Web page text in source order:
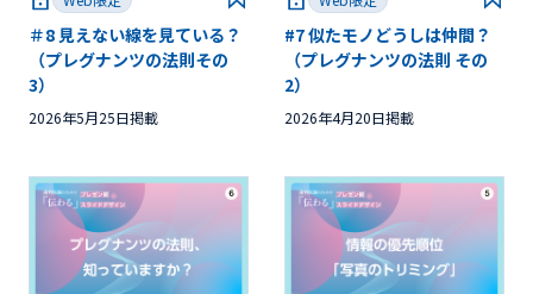
＃8 見えない線を見ている？
（プレグナンツの法則その
3）
2026年5月25日掲載
#7 似たモノどうしは仲間？
（プレグナンツの法則 その
2）
2026年4月20日掲載